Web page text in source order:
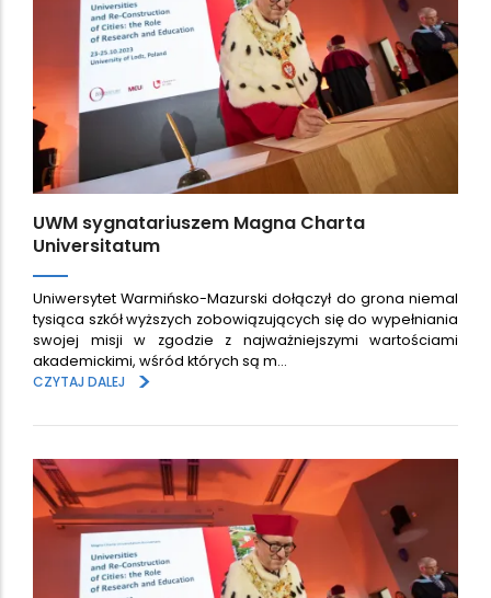
UWM sygnatariuszem Magna Charta
Universitatum
Uniwersytet Warmińsko-Mazurski dołączył do grona niemal
tysiąca szkół wyższych zobowiązujących się do wypełniania
swojej misji w zgodzie z najważniejszymi wartościami
akademickimi, wśród których są m…
CZYTAJ DALEJ
>